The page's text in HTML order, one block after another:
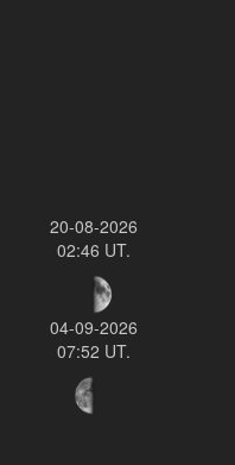
20-08-2026
02:46 UT.
04-09-2026
07:52 UT.